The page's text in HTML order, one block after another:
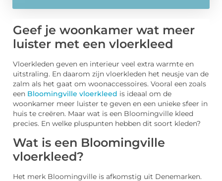
Geef je woonkamer wat meer
luister met een vloerkleed
Vloerkleden geven en interieur veel extra warmte en
uitstraling. En daarom zijn vloerkleden het neusje van de
zalm als het gaat om woonaccessoires. Vooral een zoals
een Bloomingville vloerkleed is ideaal om de
woonkamer meer luister te geven en een unieke sfeer in
huis te creëren. Maar wat is een Bloomingville kleed
precies. En welke pluspunten hebben dit soort kleden?
Wat is een Bloomingville
vloerkleed?
Het merk Bloomingville is afkomstig uit Denemarken.